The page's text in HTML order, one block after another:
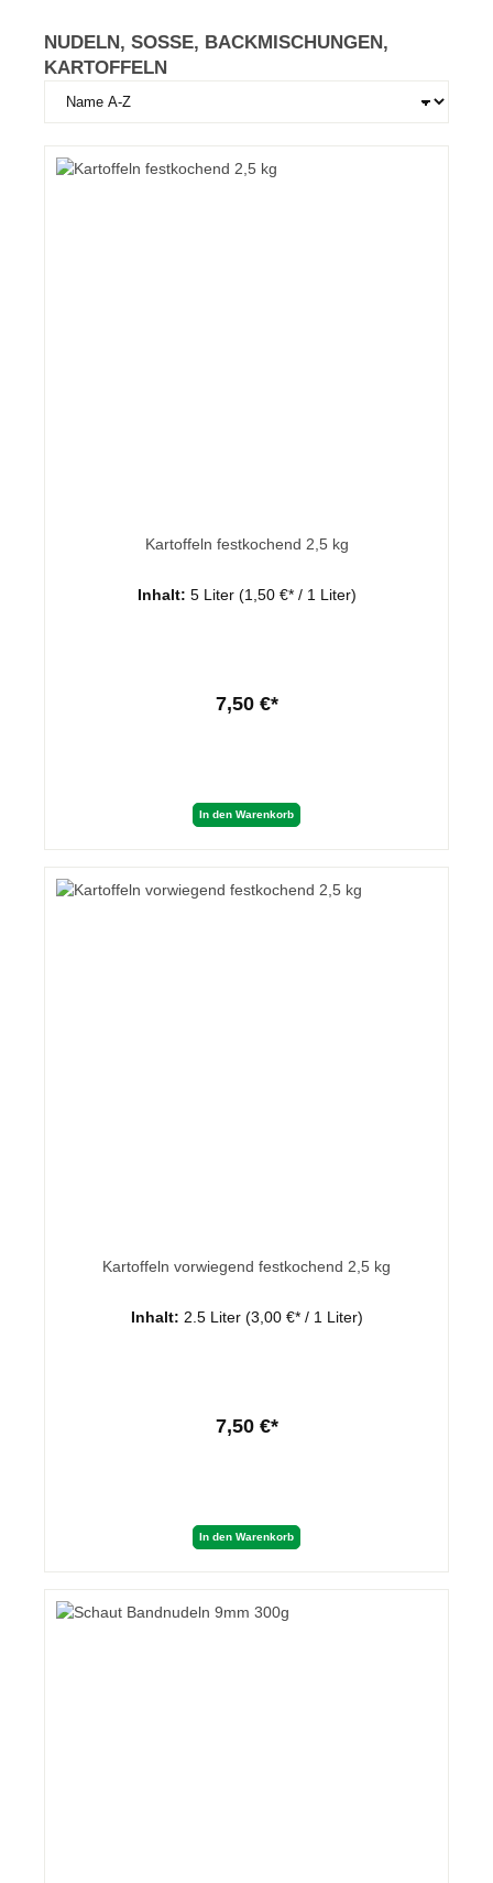
NUDELN, SOSSE, BACKMISCHUNGEN, K
ARTOFFELN
Kartoffeln festkochend 2,5 kg
Inhalt: 5 Liter (1,50 €* / 1 Liter)
7,50 €*
In den Warenkorb
Kartoffeln vorwiegend festkochend 2,5 kg
Inhalt: 2.5 Liter (3,00 €* / 1 Liter)
7,50 €*
In den Warenkorb